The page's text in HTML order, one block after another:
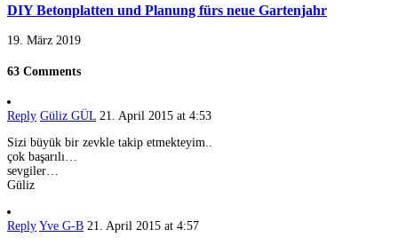
DIY Betonplatten und Planung fürs neue Gartenjahr
19. März 2019
63 Comments
Reply Güliz GÜL 21. April 2015 at 4:53
Sizi büyük bir zevkle takip etmekteyim..
çok başarılı…
sevgiler…
Güliz
Reply Yve G-B 21. April 2015 at 4:57